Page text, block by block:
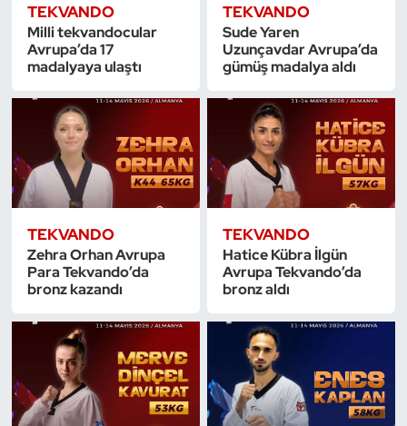
TEKVANDO
Milli tekvandocular
Avrupa’da 17
madalyaya ulaştı
TEKVANDO
Sude Yaren
Uzunçavdar Avrupa’da
gümüş madalya aldı
TEKVANDO
Zehra Orhan Avrupa
Para Tekvando’da
bronz kazandı
TEKVANDO
Hatice Kübra İlgün
Avrupa Tekvando’da
bronz aldı
Curling
Dağcılık
Dans Sporları
Dövüş Sanatı
Eskrim
Futsal
Genel